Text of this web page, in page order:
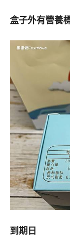
盒子外有營養
到期日